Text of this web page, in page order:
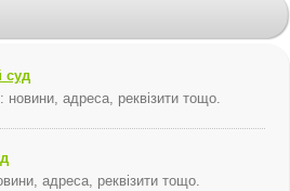
суд
новини, адреса, реквізити тощо.
адреса, реквізити тощо.